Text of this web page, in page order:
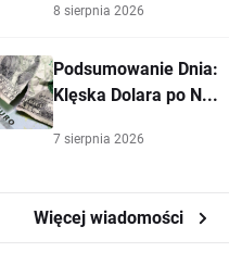
8 sierpnia 2026
Podsumowanie Dnia:
Klęska Dolara po N...
7 sierpnia 2026
Więcej wiadomości